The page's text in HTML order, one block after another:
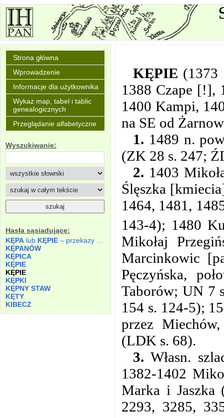
Strona główna
Wprowadzenie
Informacje dla użytkownika
Wykaz map, tabel i tablic
genealogicznych
Przeglądanie alfabetyczne
Wyszukiwanie:
Hasła sąsiadujące:
KĘPA lub KĘPIE – przekazy nie określone.
KĘPANÓW
KĘPICA
KĘPIE
KĘPIE
KĘPKI
KĘPNY STAW
KĘTY
KIBECZ
KĘPIE (1373
1388 Czape [!],
1400 Kampi,
na SE od
1. 1489 n.
(ZK 28 s. 247;
2. 1403
Ślęszka
1464, 1481,
143-4); 1480
Mikołaj
Marcinkowic
Pęczyńska,
Taborów; UN 7
154 s. 124-5);
przez
(LDK s. 68).
3. Własn.
1382-1402
Marka i Jaszka
2293, 3285,